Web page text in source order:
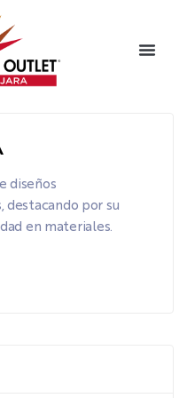
diseños
destacando por su
en materiales.